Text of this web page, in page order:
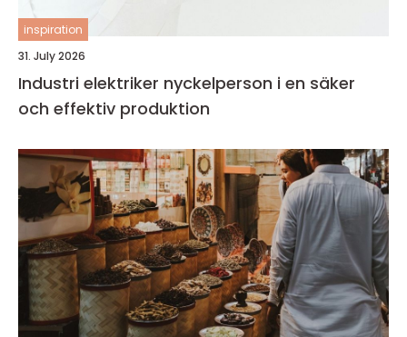
inspiration
31. July 2026
Industri elektriker nyckelperson i en säker
och effektiv produktion